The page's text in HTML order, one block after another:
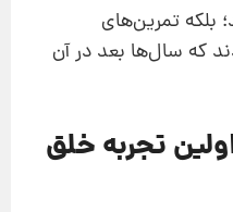
بلکه تمرین‌های
که سال‌ها بعد در آن
تجربه خلق